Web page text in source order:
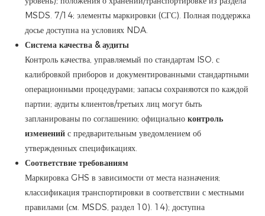
MSDS. 7/14; элементы маркировки (СГС). Полная поддержка
досье доступна на условиях NDA.
Система качества & аудиты
Контроль качества, управляемый по стандартам ISO, с
калибровкой приборов и документированными стандартными
операционными процедурами; запасы сохраняются по каждой
партии; аудиты клиентов/третьих лиц могут быть
запланированы по соглашению; официально контроль
изменений с предварительным уведомлением об
утвержденных спецификациях.
Соответствие требованиям
Маркировка GHS в зависимости от места назначения;
классификация транспортировки в соответствии с местными
правилами (см. MSDS, раздел 10). 14); доступна